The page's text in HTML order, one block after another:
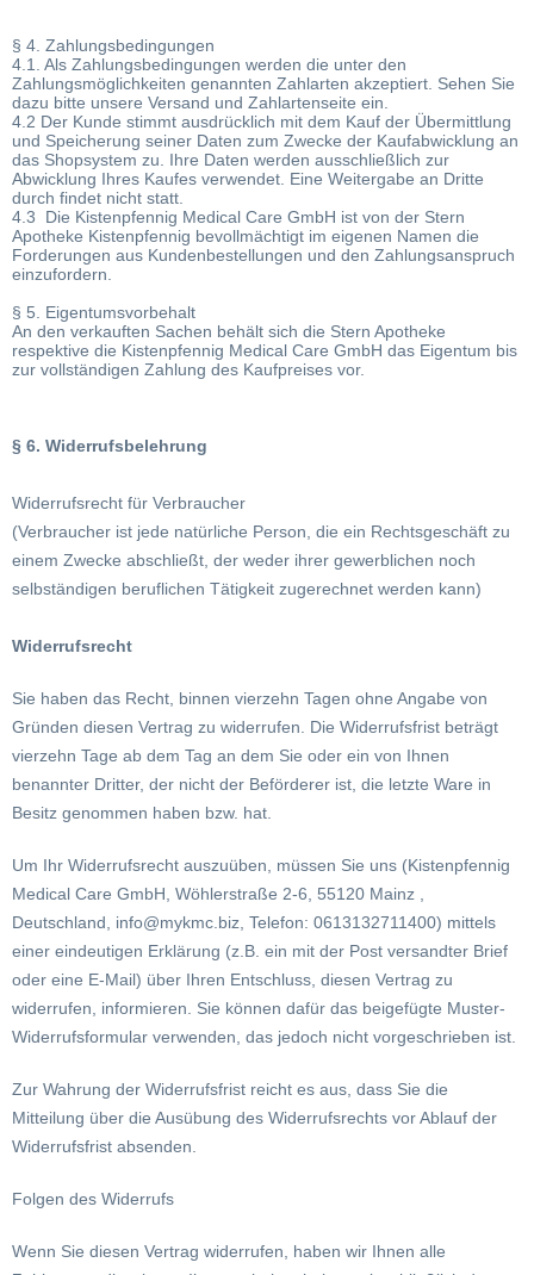
§ 4. Zahlungsbedingungen
4.1. Als Zahlungsbedingungen werden die unter den
Zahlungsmöglichkeiten genannten Zahlarten akzeptiert. Sehen Sie
dazu bitte unsere Versand und Zahlartenseite ein.
4.2 Der Kunde stimmt ausdrücklich mit dem Kauf der Übermittlung
und Speicherung seiner Daten zum Zwecke der Kaufabwicklung an
das Shopsystem zu. Ihre Daten werden ausschließlich zur
Abwicklung Ihres Kaufes verwendet. Eine Weitergabe an Dritte
durch findet nicht statt.
4.3 Die Kistenpfennig Medical Care GmbH ist von der Stern
Apotheke Kistenpfennig bevollmächtigt im eigenen Namen die
Forderungen aus Kundenbestellungen und den Zahlungsanspruch
einzufordern.
§ 5. Eigentumsvorbehalt
An den verkauften Sachen behält sich die Stern Apotheke
respektive die Kistenpfennig Medical Care GmbH das Eigentum bis
zur vollständigen Zahlung des Kaufpreises vor.
§ 6. Widerrufsbelehrung
Widerrufsrecht für Verbraucher
(Verbraucher ist jede natürliche Person, die ein Rechtsgeschäft zu
einem Zwecke abschließt, der weder ihrer gewerblichen noch
selbständigen beruflichen Tätigkeit zugerechnet werden kann)
Widerrufsrecht
Sie haben das Recht, binnen vierzehn Tagen ohne Angabe von
Gründen diesen Vertrag zu widerrufen. Die Widerrufsfrist beträgt
vierzehn Tage ab dem Tag an dem Sie oder ein von Ihnen
benannter Dritter, der nicht der Beförderer ist, die letzte Ware in
Besitz genommen haben bzw. hat.
Um Ihr Widerrufsrecht auszuüben, müssen Sie uns (Kistenpfennig
Medical Care GmbH, Wöhlerstraße 2-6, 55120 Mainz ,
Deutschland, info@mykmc.biz, Telefon: 0613132711400) mittels
einer eindeutigen Erklärung (z.B. ein mit der Post versandter Brief
oder eine E-Mail) über Ihren Entschluss, diesen Vertrag zu
widerrufen, informieren. Sie können dafür das beigefügte Muster-
Widerrufsformular verwenden, das jedoch nicht vorgeschrieben ist.
Zur Wahrung der Widerrufsfrist reicht es aus, dass Sie die
Mitteilung über die Ausübung des Widerrufsrechts vor Ablauf der
Widerrufsfrist absenden.
Folgen des Widerrufs
Wenn Sie diesen Vertrag widerrufen, haben wir Ihnen alle